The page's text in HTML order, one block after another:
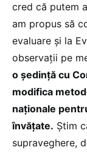
cred că putem
am propus să
evaluare și la
observații pe
o ședință cu
modifica
naționale
învățate. Știm
supraveghere,